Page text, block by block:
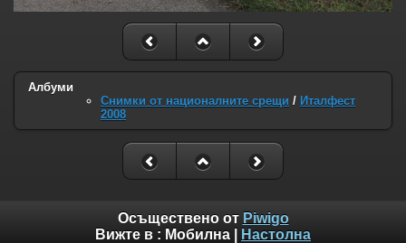
Албуми
Снимки от националните срещи / Италфест
2008
Осъществено от Piwigo
Вижте в : Мобилна Настолна